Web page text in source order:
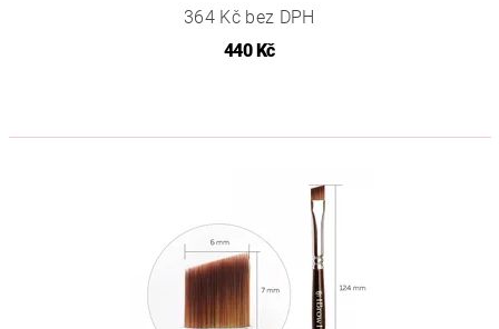
364 Kč bez DPH
440 Kč